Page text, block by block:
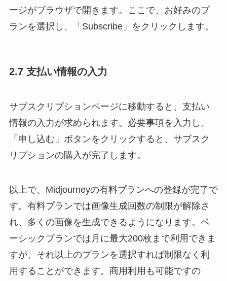
ージがブラウザで開きます。ここで、お好みのプ
ランを選択し、「Subscribe」をクリックします。
2.7 支払い情報の入力
サブスクリプションページに移動すると、支払い
情報の入力が求められます。必要事項を入力し、
「申し込む」ボタンをクリックすると、サブスク
リプションの購入が完了します。
以上で、Midjourneyの有料プランへの登録が完了で
す。有料プランでは画像生成回数の制限が解除さ
れ、多くの画像を生成できるようになります。ベ
ーシックプランでは月に最大200枚まで利用できま
すが、それ以上のプランを選択すれば制限なく利
用することができます。商用利用も可能ですの